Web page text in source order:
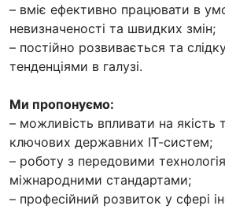
– вміє ефективно працювати в
невизначеності та швидких змін;
– постійно розвивається та
тенденціями в галузі.
Ми пропонуємо:
– можливість впливати на якість
ключових державних ІТ-систем;
– роботу з передовими
міжнародними стандартами;
– професійний розвиток у сфері